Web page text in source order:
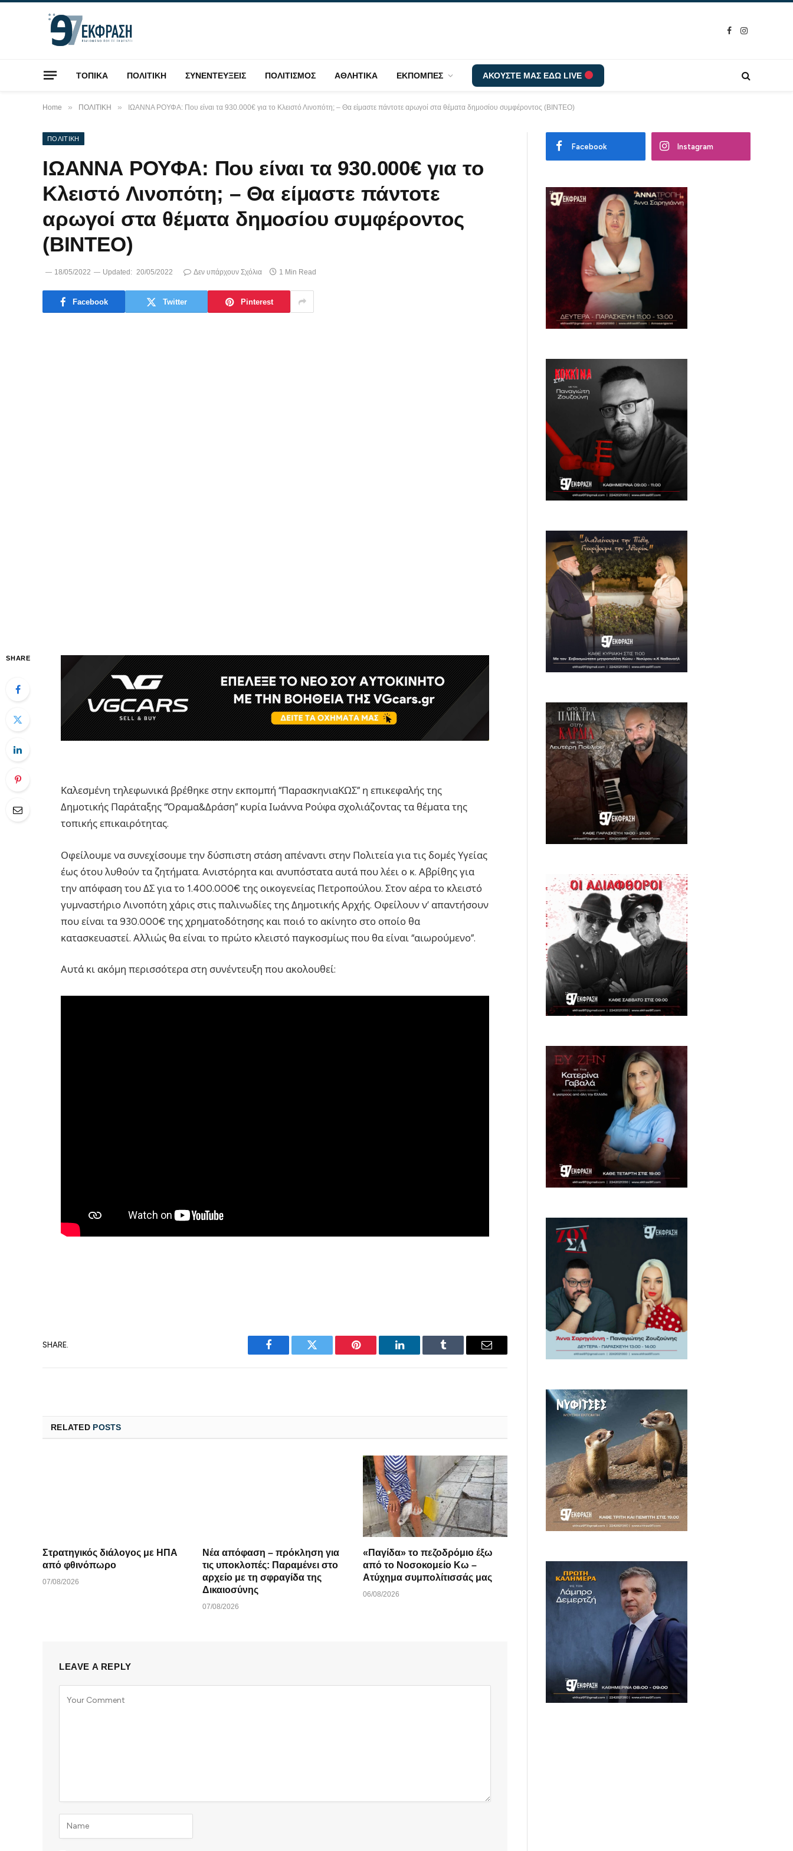
Facebook
Instagram
ΤΟΠΙΚΑ ΠΟΛΙΤΙΚΗ ΣΥΝΕΝΤΕΥΞΕΙΣ ΠΟΛΙΤΙΣΜΟΣ ΑΘΛΗΤΙΚΑ ΕΚΠΟΜΠΕΣ ΑΚΟΥΣΤΕ ΜΑΣ ΕΔΩ LIVE
Home » ΠΟΛΙΤΙΚΗ » ΙΩΑΝΝΑ ΡΟΥΦΑ: Που είναι τα 930.000€ για το Κλειστό Λινοπότη; – Θα είμαστε πάντοτε αρωγοί στα θέματα δημοσίου συμφέροντος (ΒΙΝΤΕΟ)
ΠΟΛΙΤΙΚΗ
ΙΩΑΝΝΑ ΡΟΥΦΑ: Που είναι τα 930.000€ για το
Κλειστό Λινοπότη; – Θα είμαστε πάντοτε
αρωγοί στα θέματα δημοσίου συμφέροντος
(ΒΙΝΤΕΟ)
18/05/2022 Updated: 20/05/2022 Δεν υπάρχουν Σχόλια 1 Min Read
Facebook Twitter Pinterest
SHARE
Καλεσμένη τηλεφωνικά βρέθηκε στην εκπομπή “ΠαρασκηνιαΚΩΣ” η επικεφαλής της
Δημοτικής Παράταξης “Όραμα&Δράση” κυρία Ιωάννα Ρούφα σχολιάζοντας τα θέματα της
τοπικής επικαιρότητας.
Οφείλουμε να συνεχίσουμε την δύσπιστη στάση απέναντι στην Πολιτεία για τις δομές Υγείας
έως ότου λυθούν τα ζητήματα. Ανιστόρητα και ανυπόστατα αυτά που λέει ο κ. Αβρίθης για
την απόφαση του ΔΣ για το 1.400.000€ της οικογενείας Πετροπούλου. Στον αέρα το κλειστό
γυμναστήριο Λινοπότη χάρις στις παλινωδίες της Δημοτικής Αρχής. Οφείλουν ν’ απαντήσουν
που είναι τα 930.000€ της χρηματοδότησης και ποιό το ακίνητο στο οποίο θα
κατασκευαστεί. Αλλιώς θα είναι το πρώτο κλειστό παγκοσμίως που θα είναι “αιωρούμενο”.
Αυτά κι ακόμη περισσότερα στη συνέντευξη που ακολουθεί:
SHARE.
Facebook Twitter Pinterest LinkedIn Tumblr Email
RELATED POSTS
Στρατηγικός διάλογος με ΗΠΑ
από φθινόπωρο
07/08/2026
Νέα απόφαση – πρόκληση για
τις υποκλοπές: Παραμένει στο
αρχείο με τη σφραγίδα της
Δικαιοσύνης
07/08/2026
«Παγίδα» το πεζοδρόμιο έξω
από το Νοσοκομείο Κω –
Ατύχημα συμπολίτισσάς μας
06/08/2026
LEAVE A REPLY
Facebook Instagram